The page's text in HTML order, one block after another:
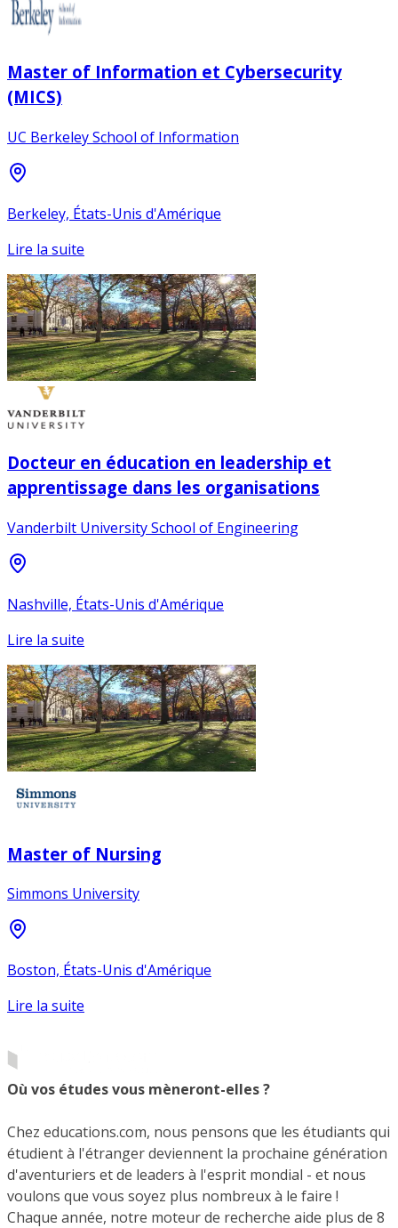
Master of Information et Cybersecurity
(MICS)
UC Berkeley School of Information
Berkeley, États-Unis d'Amérique
Lire la suite
Docteur en éducation en leadership et
apprentissage dans les organisations
Vanderbilt University School of Engineering
Nashville, États-Unis d'Amérique
Lire la suite
Master of Nursing
Simmons University
Boston, États-Unis d'Amérique
Lire la suite
Où vos études vous mèneront-elles ?
Chez educations.com, nous pensons que les étudiants qui
étudient à l'étranger deviennent la prochaine génération
d'aventuriers et de leaders à l'esprit mondial - et nous
voulons que vous soyez plus nombreux à le faire !
Chaque année, notre moteur de recherche aide plus de 8